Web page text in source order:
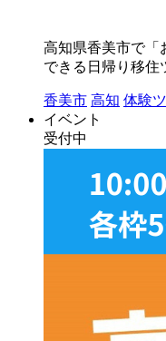
高知県香美市で「
できる日帰り移
香美市 高知 体験
イベント
受付中